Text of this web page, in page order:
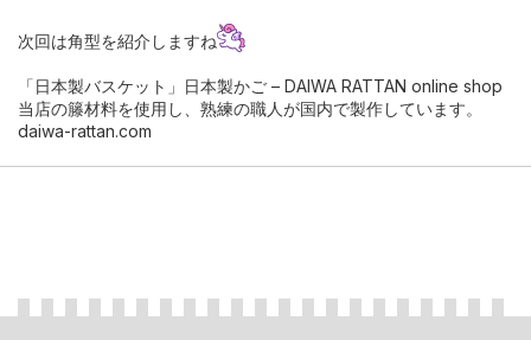
次回は角型を紹介しますね
「日本製バスケット」 日本製かご – DAIWA RATTAN online shop
当店の籐材料を使用し、熟練の職人が国内で製作しています。
daiwa-rattan.com